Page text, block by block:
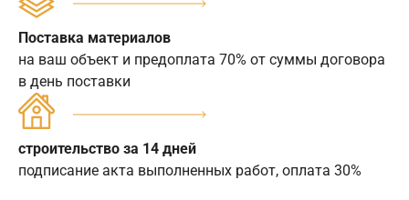
Поставка материалов
на ваш объект и предоплата 70% от суммы договора
в день поставки
строительство за 14 дней
подписание акта выполненных работ, оплата 30%